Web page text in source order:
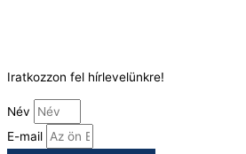
Iratkozzon fel hírlevelünkre!
Név
E-mail